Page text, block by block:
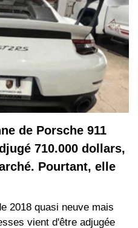
de Porsche 911
710.000 dollars,
Pourtant, elle
2018 quasi neuve mais
vient d'être adjugée